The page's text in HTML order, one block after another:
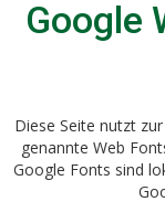
Google
Diese Seite nutzt
genannte Web
Google Fonts sind